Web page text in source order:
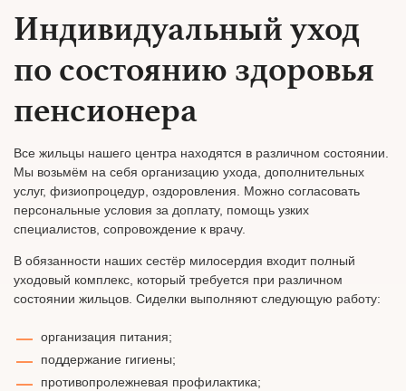
Индивидуальный уход
по состоянию здоровья
пенсионера
Все жильцы нашего центра находятся в различном состоянии.
Мы возьмём на себя организацию ухода, дополнительных
услуг, физиопроцедур, оздоровления. Можно согласовать
персональные условия за доплату, помощь узких
специалистов, сопровождение к врачу.
В обязанности наших сестёр милосердия входит полный
уходовый комплекс, который требуется при различном
состоянии жильцов. Сиделки выполняют следующую работу:
организация питания;
поддержание гигиены;
противопролежневая профилактика;